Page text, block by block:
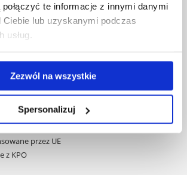
te informacje z innymi danymi
lub uzyskanymi podczas
usług.
Zezwól na wszystkie
Spersonalizuj
przez UE
z KPO